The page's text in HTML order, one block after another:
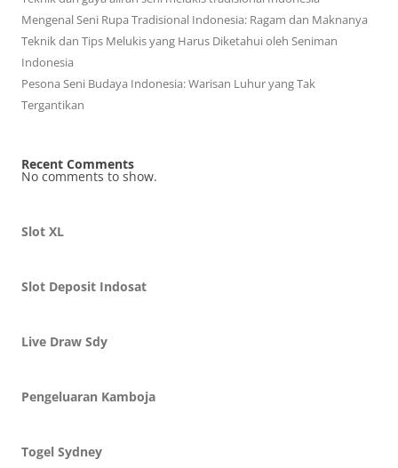
Mengenal Seni Rupa Tradisional Indonesia: Ragam dan Maknanya
Teknik dan Tips Melukis yang Harus Diketahui oleh Seniman
Indonesia
Pesona Seni Budaya Indonesia: Warisan Luhur yang Tak
Tergantikan
Recent Comments
No comments to show.
Slot XL
Slot Deposit Indosat
Live Draw Sdy
Pengeluaran Kamboja
Togel Sydney